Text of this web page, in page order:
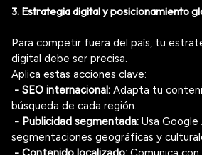
3. Estrategia digital y posicionamiento
Para competir fuera del país, tu
digital debe ser precisa.
Aplica estas acciones clave:
- SEO internacional: Adapta tu
búsqueda de cada región.
- Publicidad segmentada: Usa Google
segmentaciones geográficas y